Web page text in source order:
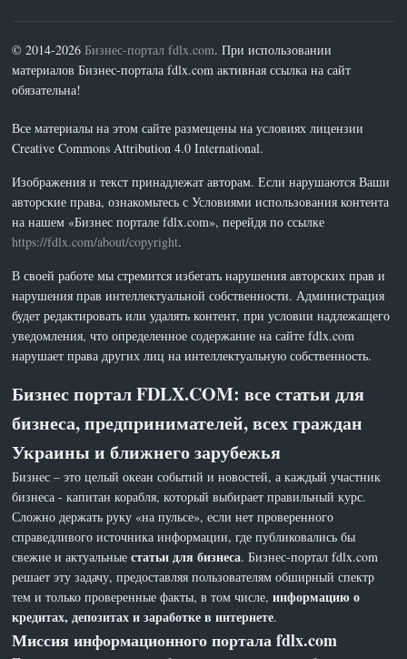
© 2014-2026 Бизнес-портал fdlx.com. При использовании
материалов Бизнес-портала fdlx.com активная ссылка на сайт
обязательна!
Все материалы на этом сайте размещены на условиях лицензии
Creative Commons Attribution 4.0 International.
Изображения и текст принадлежат авторам. Если нарушаются Ваши
авторские права, ознакомьтесь с Условиями использования контента
на нашем «Бизнес портале fdlx.com», перейдя по ссылке
https://fdlx.com/about/copyright.
В своей работе мы стремится избегать нарушения авторских прав и
нарушения прав интеллектуальной собственности. Администрация
будет редактировать или удалять контент, при условии надлежащего
уведомления, что определенное содержание на сайте fdlx.com
нарушает права других лиц на интеллектуальную собственность.
Бизнес портал FDLX.COM: все статьи для
бизнеса, предпринимателей, всех граждан
Украины и ближнего зарубежья
Бизнес – это целый океан событий и новостей, а каждый участник
бизнеса - капитан корабля, который выбирает правильный курс.
Сложно держать руку «на пульсе», если нет проверенного
справедливого источника информации, где публиковались бы
свежие и актуальныестатьи для бизнеса. Бизнес-портал fdlx.com
решает эту задачу, предоставляя пользователям обширный спектр
тем и только проверенные факты, в том числе,информацию о
кредитах, депозитах и заработке в интернете.
Миссия информационного портала fdlx.com